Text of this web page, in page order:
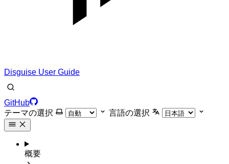
Disguise User Guide
GitHub
テーマの選択
言語の選択
概要